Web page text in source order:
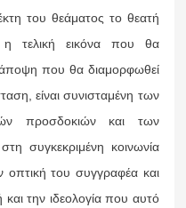
του θεάματος το θεατή
τελική εικόνα που θα
που θα διαμορφωθεί
είναι συνισταμένη των
προσδοκιών και των
συγκεκριμένη κοινωνία
του συγγραφέα και
και την ιδεολογία που αυτό